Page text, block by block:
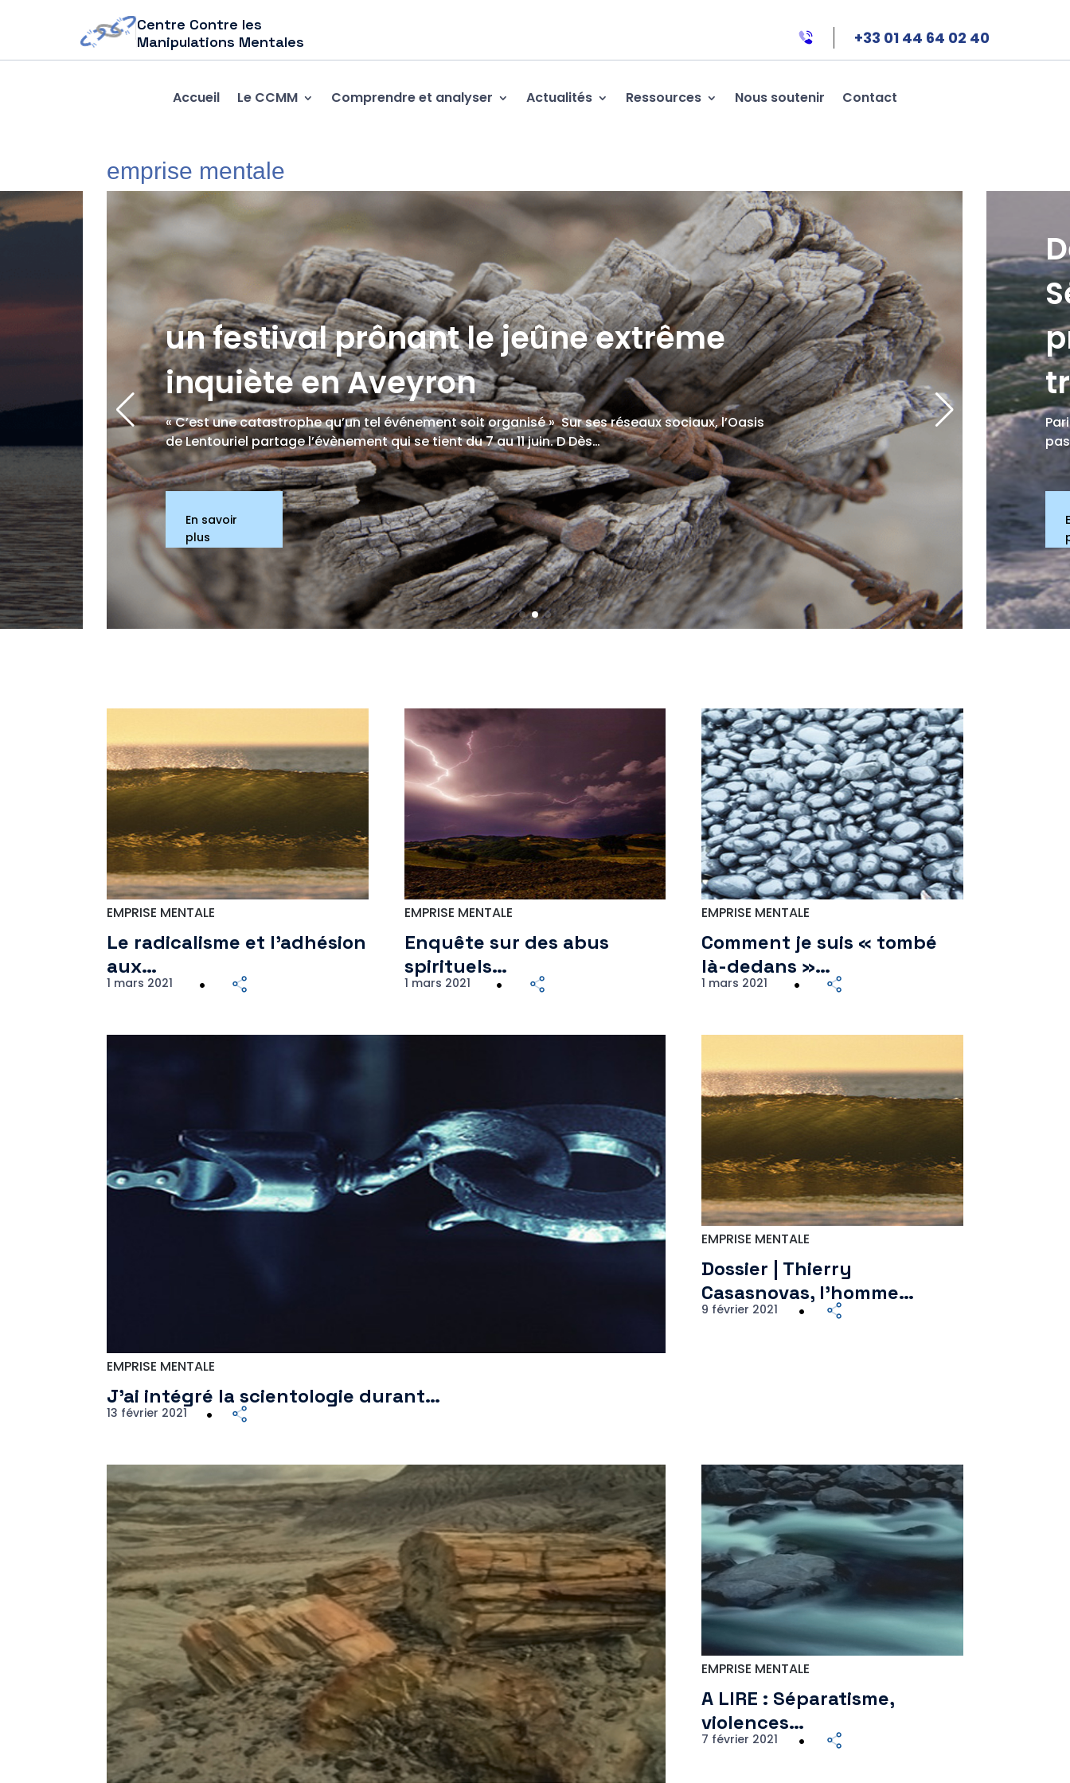
Centre Contre les
Manipulations Mentales
+33 01 44 64 02 40
Accueil Le CCMM Comprendre et analyser Actualités Ressources Nous soutenir Contact
emprise mentale
un festival prônant le jeûne extrême
inquiète en Aveyron
« C’est une catastrophe qu’un tel événement soit organisé » Sur ses réseaux sociaux, l’Oasis
de Lentouriel partage l’évènement qui se tient du 7 au 11 juin. D Dès…
En savoir
plus
EMPRISE MENTALE
Le radicalisme et l’adhésion
aux…
1 mars 2021
EMPRISE MENTALE
Enquête sur des abus
spirituels…
1 mars 2021
EMPRISE MENTALE
Comment je suis « tombé
là-dedans »…
1 mars 2021
EMPRISE MENTALE
J’ai intégré la scientologie durant…
13 février 2021
EMPRISE MENTALE
Dossier | Thierry
Casasnovas, l’homme…
9 février 2021
EMPRISE MENTALE
A LIRE : Séparatisme,
violences…
7 février 2021